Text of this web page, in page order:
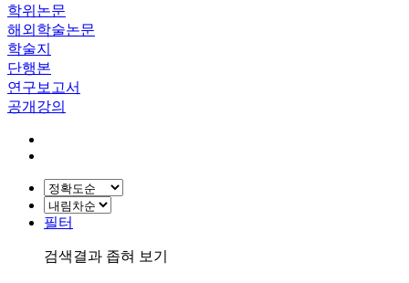
학위논문
해외학술논문
학술지
단행본
연구보고서
공개강의
필터
검색결과 좁혀 보기